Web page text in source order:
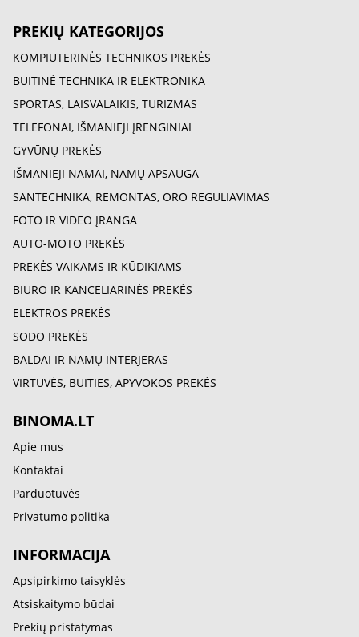
PREKIŲ KATEGORIJOS
KOMPIUTERINĖS TECHNIKOS PREKĖS
BUITINĖ TECHNIKA IR ELEKTRONIKA
SPORTAS, LAISVALAIKIS, TURIZMAS
TELEFONAI, IŠMANIEJI ĮRENGINIAI
GYVŪNŲ PREKĖS
IŠMANIEJI NAMAI, NAMŲ APSAUGA
SANTECHNIKA, REMONTAS, ORO REGULIAVIMAS
FOTO IR VIDEO ĮRANGA
AUTO-MOTO PREKĖS
PREKĖS VAIKAMS IR KŪDIKIAMS
BIURO IR KANCELIARINĖS PREKĖS
ELEKTROS PREKĖS
SODO PREKĖS
BALDAI IR NAMŲ INTERJERAS
VIRTUVĖS, BUITIES, APYVOKOS PREKĖS
BINOMA.LT
Apie mus
Kontaktai
Parduotuvės
Privatumo politika
INFORMACIJA
Apsipirkimo taisyklės
Atsiskaitymo būdai
Prekių pristatymas